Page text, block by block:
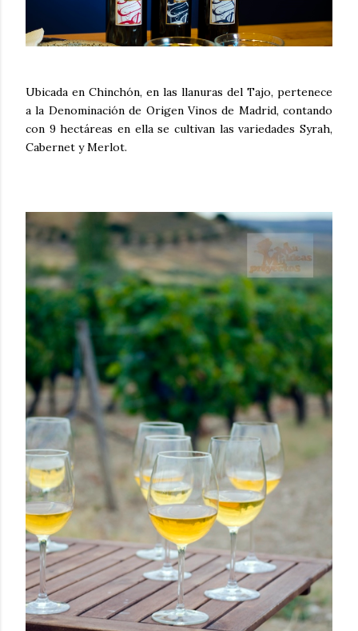
Ubicada en Chinchón, en las llanuras del Tajo, pertenece
a la Denominación de Origen Vinos de Madrid, contando
con 9 hectáreas en ella se cultivan las variedades Syrah,
Cabernet y Merlot.